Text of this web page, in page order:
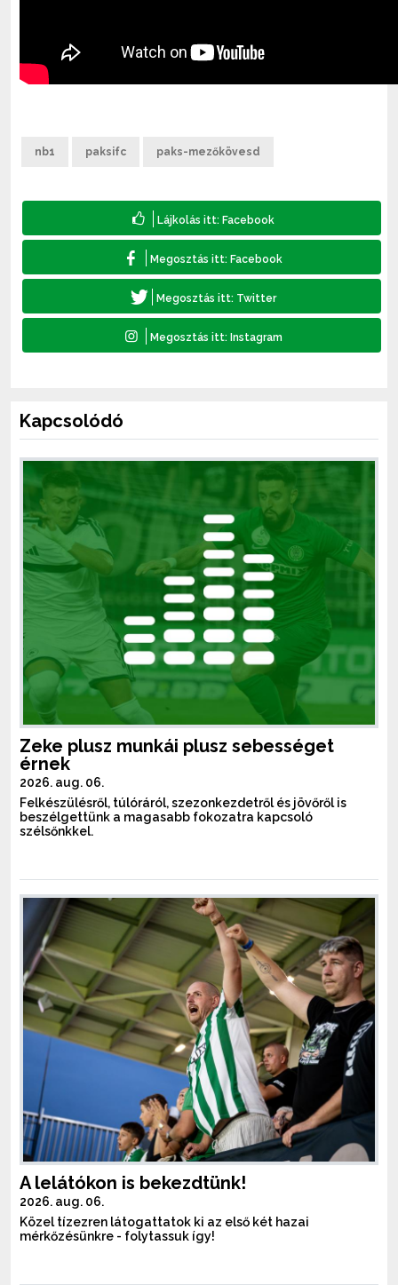
nb1 paksifc paks-mezőkövesd
Kapcsolódó
Zeke plusz munkái plusz sebességet
érnek
2026. aug. 06.
Felkészülésről, túlóráról, szezonkezdetről és jövőről is
beszélgettünk a magasabb fokozatra kapcsoló
szélsőnkkel.
A lelátókon is bekezdtünk!
2026. aug. 06.
Közel tízezren látogattatok ki az első két hazai
mérkőzésünkre - folytassuk így!